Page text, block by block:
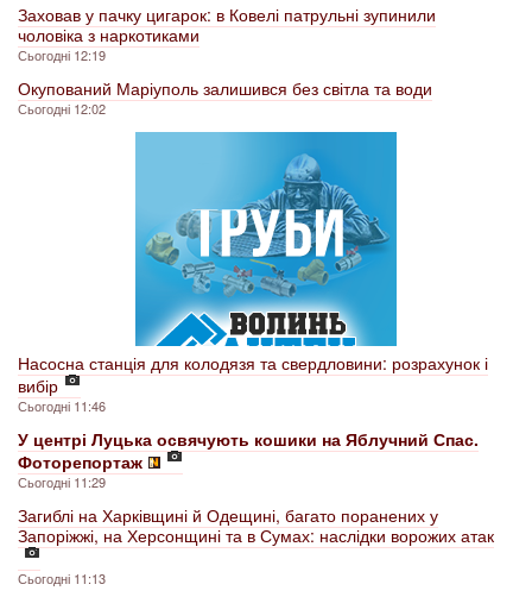
Заховав у пачку цигарок: в Ковелі патрульні зупинили
чоловіка з наркотиками
Сьогодні 12:19
Окупований Маріуполь залишився без світла та води
Сьогодні 12:02
Насосна станція для колодязя та свердловини: розрахунок і
вибір
Сьогодні 11:46
У центрі Луцька освячують кошики на Яблучний Спас.
Фоторепортаж
Сьогодні 11:29
Загиблі на Харківщині й Одещині, багато поранених у
Запоріжжі, на Херсонщині та в Сумах: наслідки ворожих атак
Сьогодні 11:13